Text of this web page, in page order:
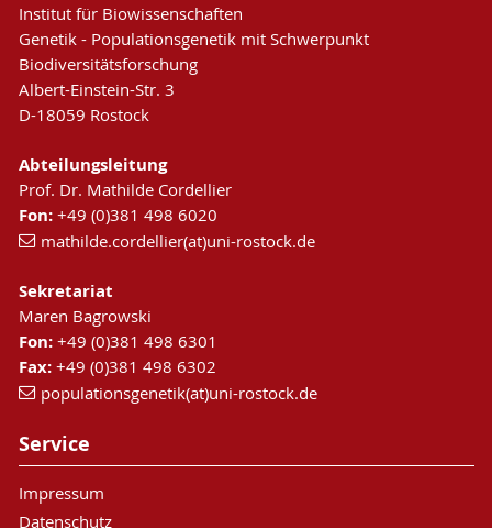
Institut für Biowissenschaften
Genetik - Populationsgenetik mit Schwerpunkt
Biodiversitätsforschung
Albert-Einstein-Str. 3
D-18059 Rostock
Abteilungsleitung
Prof. Dr. Mathilde Cordellier
Fon:+49 (0)381 498 6020
mathilde.cordellier(at)uni-rostock.de
Sekretariat
Maren Bagrowski
Fon:+49 (0)381 498 6301
Fax:+49 (0)381 498 6302
populationsgenetik(at)uni-rostock.de
Service
Impressum
Datenschutz